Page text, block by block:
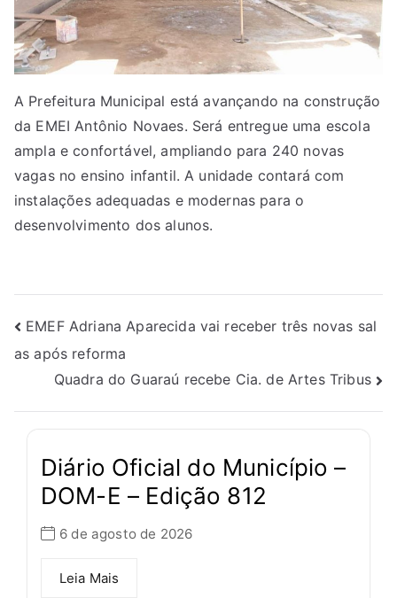
A Prefeitura Municipal está avançando na construção
da EMEI Antônio Novaes. Será entregue uma escola
ampla e confortável, ampliando para 240 novas
vagas no ensino infantil. A unidade contará com
instalações adequadas e modernas para o
desenvolvimento dos alunos.
EMEF Adriana Aparecida vai receber três novas sal
as após reforma
Quadra do Guaraú recebe Cia. de Artes Tribus
Diário Oficial do Município –
DOM-E – Edição 812
6 de agosto de 2026
Leia Mais